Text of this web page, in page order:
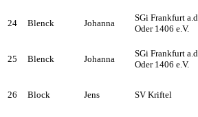
24 Blenck Johanna
SGi Frankfurt a.d.
Oder 1406 e.V.
25 Blenck Johanna
SGi Frankfurt a.d.
Oder 1406 e.V.
26 Block Jens SV Kriftel